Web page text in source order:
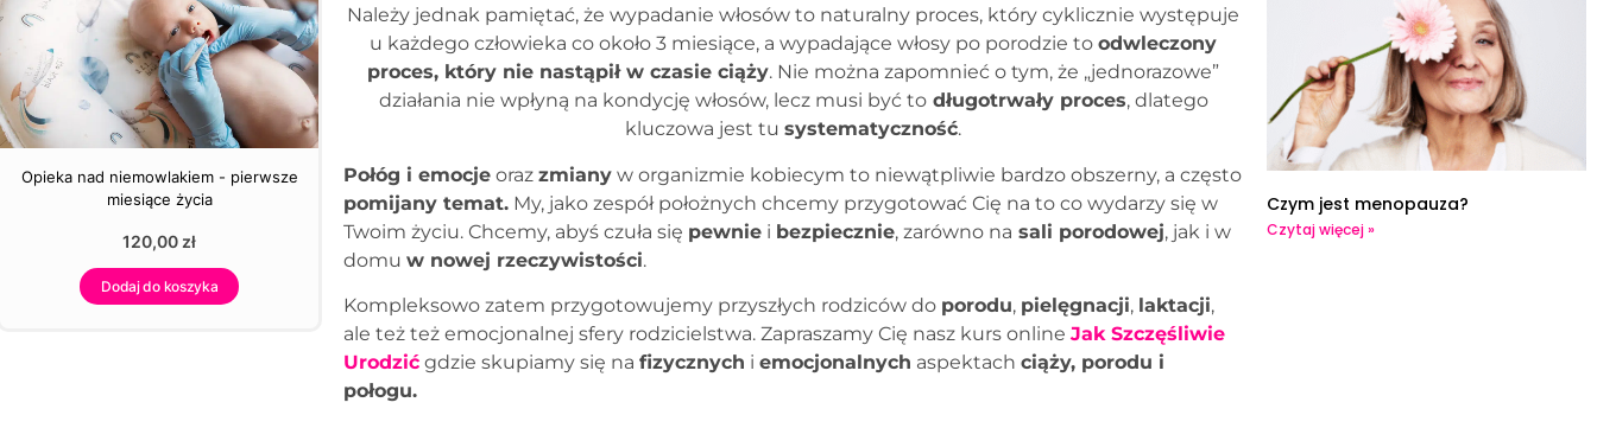
Opieka nad niemowlakiem - pierwsze
miesiące życia
120,00 zł
Dodaj do koszyka
Należy jednak pamiętać, że wypadanie włosów to naturalny proces, który cyklicznie występuje
u każdego człowieka co około 3 miesiące, a wypadające włosy po porodzie to odwleczony
proces, który nie nastąpił w czasie ciąży. Nie można zapomnieć o tym, że „jednorazowe”
działania nie wpłyną na kondycję włosów, lecz musi być todługotrwały proces, dlatego
kluczowa jest tu systematyczność.
Połóg i emocjeoraz zmianyw organizmie kobiecym to niewątpliwie bardzo obszerny, a często
pomijany temat.My, jako zespół położnych chcemy przygotować Cię na to co wydarzy się w
Twoim życiu. Chcemy, abyś czuła się pewniei bezpiecznie, zarówno na sali porodowej, jak i w
domu w nowej rzeczywistości.
Kompleksowo zatem przygotowujemy przyszłych rodziców do porodu, pielęgnacji, laktacji,
ale też też emocjonalnej sfery rodzicielstwa. Zapraszamy Cię nasz kurs online Jak Szczęśliwie
Urodzićgdzie skupiamy się na fizycznych i emocjonalnych aspektach ciąży, porodu i
połogu.
Czym jest menopauza?
Czytaj więcej »